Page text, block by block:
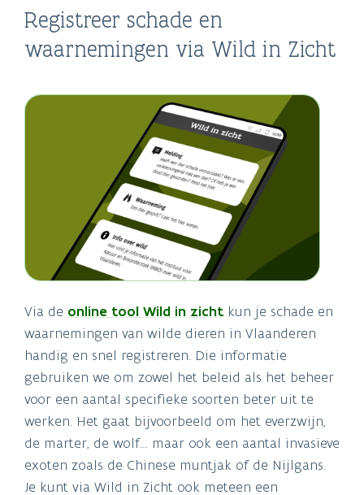
Registreer schade en
waarnemingen via Wild in Zicht
Via de online tool Wild in zicht kun je schade en
waarnemingen van wilde dieren in Vlaanderen
handig en snel registreren. Die informatie
gebruiken we om zowel het beleid als het beheer
voor een aantal specifieke soorten beter uit te
werken. Het gaat bijvoorbeeld om het everzwijn,
de marter, de wolf… maar ook een aantal invasieve
exoten zoals de Chinese muntjak of de Nijlgans.
Je kunt via Wild in Zicht ook meteen een